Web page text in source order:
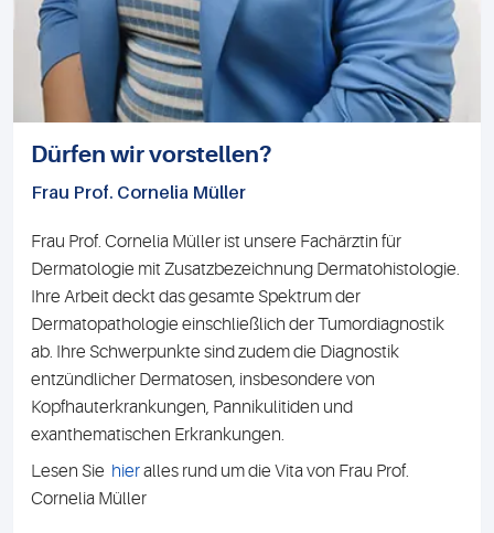
Dürfen wir vorstellen?
Frau Prof. Cornelia Müller
Frau Prof. Cornelia Müller ist unsere Fachärztin für
Dermatologie mit Zusatzbezeichnung Dermatohistologie.
Ihre Arbeit deckt das gesamte Spektrum der
Dermatopathologie einschließlich der Tumordiagnostik
ab. Ihre Schwerpunkte sind zudem die Diagnostik
entzündlicher Dermatosen, insbesondere von
Kopfhauterkrankungen, Pannikulitiden und
exanthematischen Erkrankungen.
Lesen Sie hieralles rund um die Vita von Frau Prof.
Cornelia Müller